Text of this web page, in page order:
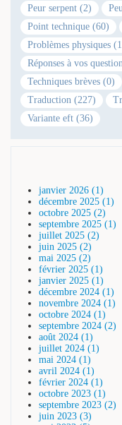
Peur serpent (2)
Point technique (60)
Problèmes physiques
Réponses à vos
Techniques brèves (0)
Traduction (227)
Variante eft (36)
janvier 2026 (1)
décembre 2025 (1)
octobre 2025 (2)
septembre 2025 (1)
juillet 2025 (2)
juin 2025 (2)
mai 2025 (2)
février 2025 (1)
janvier 2025 (1)
décembre 2024 (1)
novembre 2024 (1)
octobre 2024 (1)
septembre 2024 (2)
août 2024 (1)
juillet 2024 (1)
mai 2024 (1)
avril 2024 (1)
février 2024 (1)
octobre 2023 (1)
septembre 2023 (2)
juin 2023 (3)